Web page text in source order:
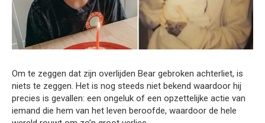
Om te zeggen dat zijn overlijden Bear gebroken achterliet, is
niets te zeggen. Het is nog steeds niet bekend waardoor hij
precies is gevallen: een ongeluk of een opzettelijke actie van
iemand die hem van het leven beroofde, waardoor de hele